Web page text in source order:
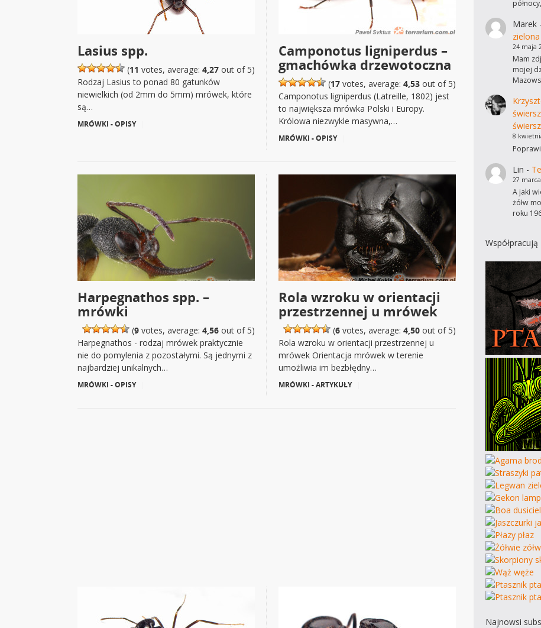
Lasius spp.
(11 votes, average: 4,27 out of 5)
Rodzaj Lasius to ponad 80 gatunków
niewielkich (od 2mm do 5mm) mrówek, które
są…
MRÓWKI - OPISY
Camponotus ligniperdus –
gmachówka drzewotoczna
(17 votes, average: 4,53 out of 5)
Camponotus ligniperdus (Latreille, 1802) jest
to największa mrówka Polski i Europy.
Królowa niezwykle masywna,…
MRÓWKI - OPISY
Harpegnathos spp. –
mrówki
(9 votes, average: 4,56 out of 5)
Harpegnathos - rodzaj mrówek praktycznie
nie do pomylenia z pozostałymi. Są jednymi z
najbardziej unikalnych…
MRÓWKI - OPISY
Rola wzroku w orientacji
przestrzennej u mrówek
(6 votes, average: 4,50 out of 5)
Rola wzroku w orientacji przestrzennej u
mrówek Orientacja mrówek w terenie
umożliwia im bezbłędny…
MRÓWKI - ARTYKUŁY
Marek
zielona
24 maja
Mam
mojej
8
Lin -
27
A jaki
żółw
roku
Najnowsi